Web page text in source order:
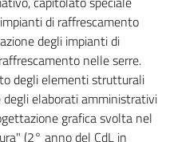
di raffrescamento
degli impianti di
nelle serre.
degli elementi strutturali
degli elaborati amministrativi
grafica svolta nel
(2° anno del CdL in